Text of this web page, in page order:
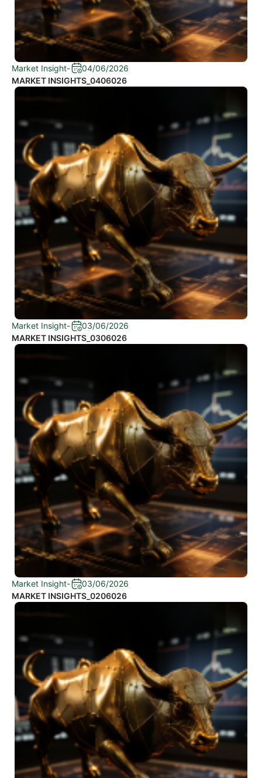
Market Insight-
04/06/2026
MARKET INSIGHTS_0406026
Market Insight-
03/06/2026
MARKET INSIGHTS_0306026
Market Insight-
03/06/2026
MARKET INSIGHTS_0206026